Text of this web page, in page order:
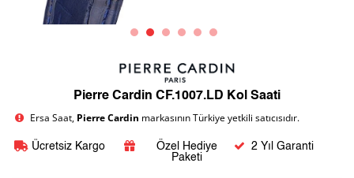
Pierre Cardin CF.1007.LD Kol Saati
Ersa Saat, Pierre Cardin markasının Türkiye yetkili satıcısıdır.
Ücretsiz Kargo
Özel Hediye
Paketi
2 Yıl Garanti